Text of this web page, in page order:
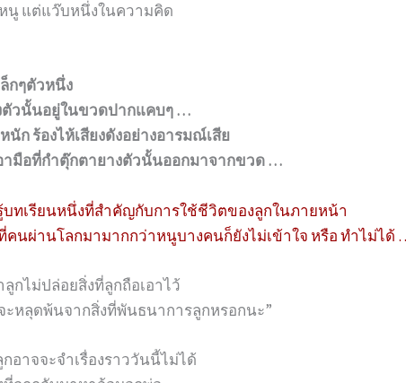
นู แต่แว๊บหนึ่งในความคิด
กๆตัวหนึ่ง
วนั้นอยู่ในขวดปากแคบๆ …
ก ร้องไห้เสียงดังอย่างอารมณ์เสีย
ามือที่กำตุ๊กตายางตัวนั้นออกมาจากขวด …
บทเรียนหนึ่งที่สำคัญกับการใช้ชีวิตของลูกในภายหน้า
ผ่านโลกมามากกว่าหนูบางคนก็ยังไม่เข้าใจ หรือ ทำไม่ได้
ลูกไม่ปล่อยสิ่งที่ลูกถือเอาไว้
ลุดพ้นจากสิ่งที่พันธนาการลูกหรอกนะ”
อาจจะจำเรื่องราววันนี้ไม่ได้